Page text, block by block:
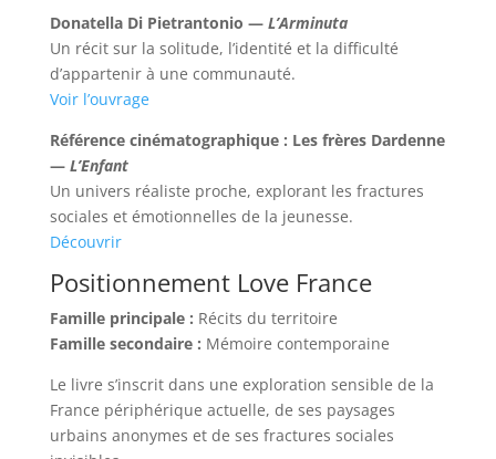
Donatella Di Pietrantonio — L’Arminuta
Un récit sur la solitude, l’identité et la difficulté
d’appartenir à une communauté.
Voir l’ouvrage
Référence cinématographique : Les frères Dardenne
— L’Enfant
Un univers réaliste proche, explorant les fractures
sociales et émotionnelles de la jeunesse.
Découvrir
Positionnement Love France
Famille principale : Récits du territoire
Famille secondaire : Mémoire contemporaine
Le livre s’inscrit dans une exploration sensible de la
France périphérique actuelle, de ses paysages
urbains anonymes et de ses fractures sociales